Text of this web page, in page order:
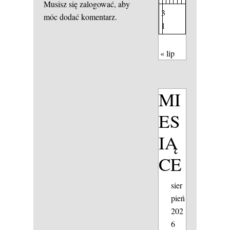
Musisz sięzalogować, aby
móc dodać komentarz.
3
1
« lip
MI
ES
IĄ
CE
sier
pień
202
6